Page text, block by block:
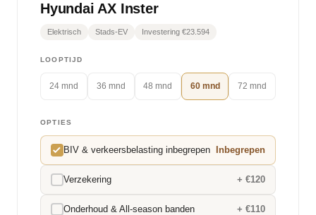
Hyundai AX Inster
Elektrisch Stads-EV Investering €23.594
LOOPTIJD
24 mnd 36 mnd 48 mnd 60 mnd 72 mnd
OPTIES
BIV & verkeersbelasting inbegrepen Inbegrepen
Verzekering + €120
Onderhoud & All-season banden + €110